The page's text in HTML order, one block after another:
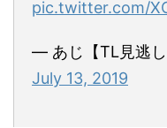
pic.twitter.com/
— あじ【TL見逃し
July 13, 2019